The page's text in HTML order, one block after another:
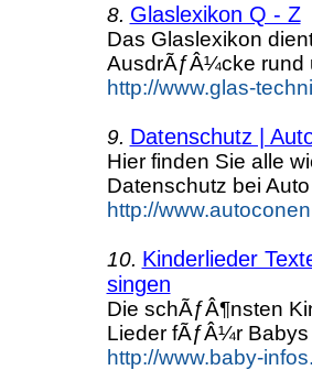
8. Glaslexikon Q - Z
Das Glaslexikon
AusdrÃƒÂ¼cke rund
http://www.glas-
9. Datenschutz |
Hier finden Sie alle
Datenschutz bei
http://
10. Kinderlieder
singen
Die schÃƒÂ¶nsten
Lieder fÃƒÂ¼r Babys
http://www.baby-